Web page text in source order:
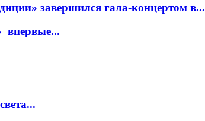
завершился гала-концертом в...
впервые...